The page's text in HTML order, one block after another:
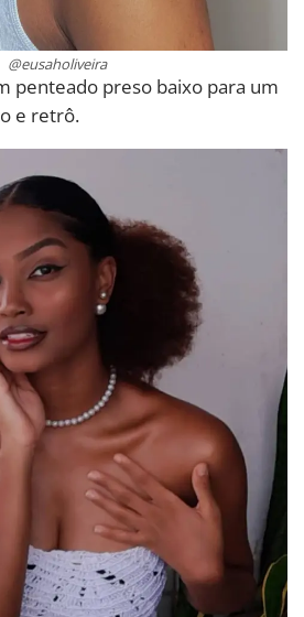
@eusaholiveira
penteado preso baixo para um
e retrô.